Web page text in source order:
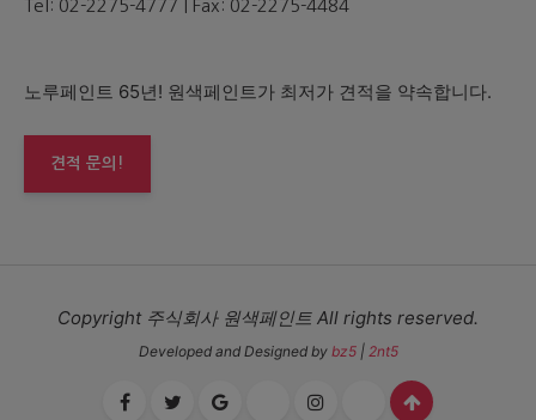
Tel: 02-2275-4777 | Fax: 02-2275-4484
노루페인트 65년! 원색페인트가 최저가 견적을 약속합니다.
견적 문의!
Copyright 주식회사 원색페인트 All rights reserved.
Developed and Designed by bz5| 2nt5